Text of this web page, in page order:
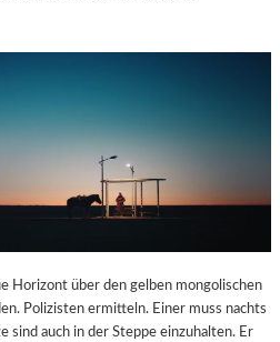
Horizont über den gelben mongolischen
Polizisten ermitteln. Einer muss nachts
sind auch in der Steppe einzuhalten. Er